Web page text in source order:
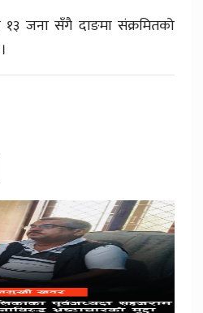
जना सँगै दाङमा संक्रमितको